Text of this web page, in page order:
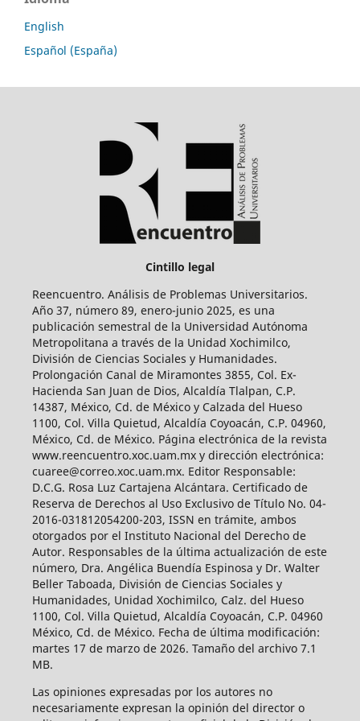
English
Español (España)
Cintillo legal
Reencuentro. Análisis de Problemas Universitarios.
Año 37, número 89, enero-junio 2025, es una
publicación semestral de la Universidad Autónoma
Metropolitana a través de la Unidad Xochimilco,
División de Ciencias Sociales y Humanidades.
Prolongación Canal de Miramontes 3855, Col. Ex-
Hacienda San Juan de Dios, Alcaldía Tlalpan, C.P.
14387, México, Cd. de México y Calzada del Hueso
1100, Col. Villa Quietud, Alcaldía Coyoacán, C.P. 04960,
México, Cd. de México. Página electrónica de la revista
www.reencuentro.xoc.uam.mx y dirección electrónica:
cuaree@correo.xoc.uam.mx. Editor Responsable:
D.C.G. Rosa Luz Cartajena Alcántara. Certificado de
Reserva de Derechos al Uso Exclusivo de Título No. 04-
2016-031812054200-203, ISSN en trámite, ambos
otorgados por el Instituto Nacional del Derecho de
Autor. Responsables de la última actualización de este
número, Dra. Angélica Buendía Espinosa y Dr. Walter
Beller Taboada, División de Ciencias Sociales y
Humanidades, Unidad Xochimilco, Calz. del Hueso
1100, Col. Villa Quietud, Alcaldía Coyoacán, C.P. 04960
México, Cd. de México. Fecha de última modificación:
martes 17 de marzo de 2026. Tamaño del archivo 7.1
MB.
Las opiniones expresadas por los autores no
necesariamente expresan la opinión del director o